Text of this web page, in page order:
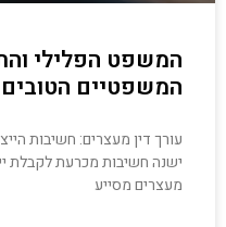
המשפט הפלילי
המשפטיים הטובים
עורך דין מעצרים: חשיבות
ישנה חשיבות מכרעת לקבלת
מעצרים מסייע